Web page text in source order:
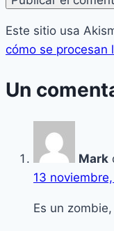
Este sitio usa
cómo se procesan
Un
Mark
13
Es un